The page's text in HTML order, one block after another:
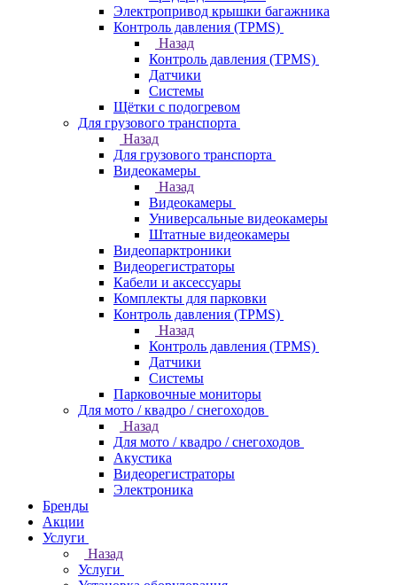
Электропривод крышки багажника
Контроль давления (TPMS)
Назад
Контроль давления (TPMS)
Датчики
Системы
Щётки с подогревом
Для грузового транспорта
Назад
Для грузового транспорта
Видеокамеры
Назад
Видеокамеры
Универсальные видеокамеры
Штатные видеокамеры
Видеопарктроники
Видеорегистраторы
Кабели и аксессуары
Комплекты для парковки
Контроль давления (TPMS)
Назад
Контроль давления (TPMS)
Датчики
Системы
Парковочные мониторы
Для мото / квадро / снегоходов
Назад
Для мото / квадро / снегоходов
Акустика
Видеорегистраторы
Электроника
Бренды
Акции
Услуги
Назад
Услуги